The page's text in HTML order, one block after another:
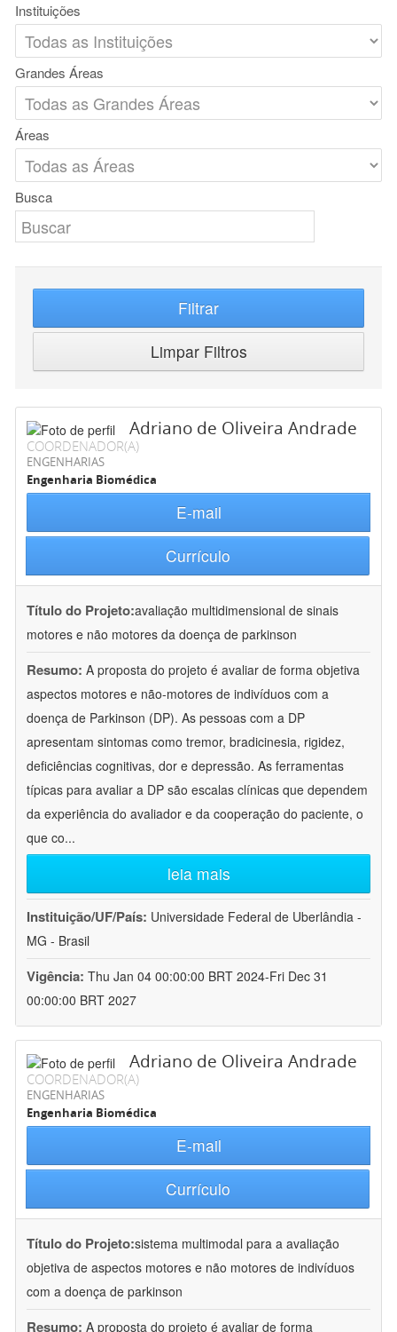
Instituições
Grandes Áreas
Áreas
Busca
Filtrar
Limpar Filtros
Adriano de Oliveira Andrade
COORDENADOR(A)
ENGENHARIAS
Engenharia Biomédica
E-mail
Currículo
Título do Projeto:avaliação multidimensional de sinais
motores e não motores da doença de parkinson
Resumo: A proposta do projeto é avaliar de forma objetiva
aspectos motores e não-motores de indivíduos com a
doença de Parkinson (DP). As pessoas com a DP
apresentam sintomas como tremor, bradicinesia, rigidez,
deficiências cognitivas, dor e depressão. As ferramentas
típicas para avaliar a DP são escalas clínicas que dependem
da experiência do avaliador e da cooperação do paciente, o
que co...
leia mais
Instituição/UF/País: Universidade Federal de Uberlândia -
MG - Brasil
Vigência: Thu Jan 04 00:00:00 BRT 2024-Fri Dec 31
00:00:00 BRT 2027
Adriano de Oliveira Andrade
COORDENADOR(A)
ENGENHARIAS
Engenharia Biomédica
E-mail
Currículo
Título do Projeto:sistema multimodal para a avaliação
objetiva de aspectos motores e não motores de indivíduos
com a doença de parkinson
Resumo: A proposta do projeto é avaliar de forma